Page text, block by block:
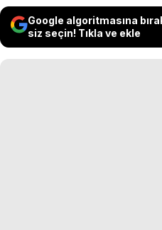
Google algoritmasına
siz seçin! Tıkla ve ekle